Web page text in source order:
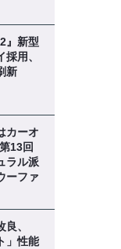
』新型
用、
新
カーオ
13回
ラル派
ーファ
、
」性能